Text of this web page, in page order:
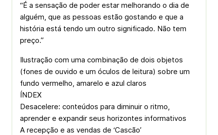
“É a sensação de poder estar melhorando o dia de
alguém, que as pessoas estão gostando e que a
história está tendo um outro significado. Não tem
preço.”
Ilustração com uma combinação de dois objetos
(fones de ouvido e um óculos de leitura) sobre um
fundo vermelho, amarelo e azul claros
ÍNDEX
Desacelere: conteúdos para diminuir o ritmo,
aprender e expandir seus horizontes informativos
A recepção e as vendas de ‘Cascão’